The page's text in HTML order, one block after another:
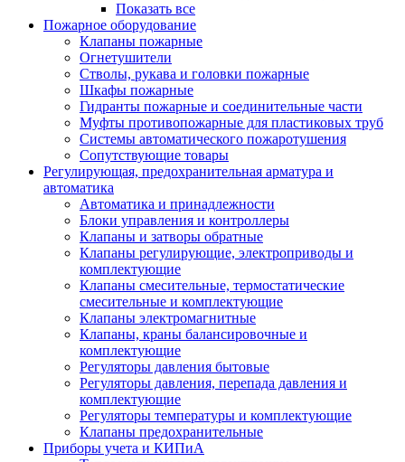
Показать все
Пожарное оборудование
Клапаны пожарные
Огнетушители
Стволы, рукава и головки пожарные
Шкафы пожарные
Гидранты пожарные и соединительные части
Муфты противопожарные для пластиковых труб
Системы автоматического пожаротушения
Сопутствующие товары
Регулирующая, предохранительная арматура и
автоматика
Автоматика и принадлежности
Блоки управления и контроллеры
Клапаны и затворы обратные
Клапаны регулирующие, электроприводы и
комплектующие
Клапаны смесительные, термостатические
смесительные и комплектующие
Клапаны электромагнитные
Клапаны, краны балансировочные и
комплектующие
Регуляторы давления бытовые
Регуляторы давления, перепада давления и
комплектующие
Регуляторы температуры и комплектующие
Клапаны предохранительные
Приборы учета и КИПиА